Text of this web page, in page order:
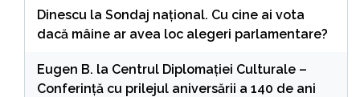
Dinescu la Sondaj național. Cu cine ai vota
dacă mâine ar avea loc alegeri parlamentare?
Eugen B. la Centrul Diplomației Culturale –
Conferință cu prilejul aniversării a 140 de ani